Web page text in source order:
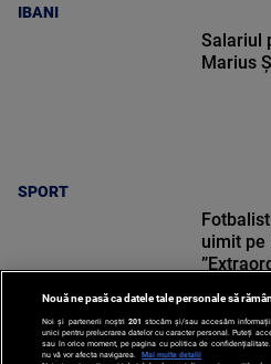
IBANI
SPORT
Salariul
Marius
uimit pe
Nouă ne pasă ca datele tale personale să
Noi și partenerii noștri 201 stocăm și/sau accesăm
unici pentru prelucrarea datelor cu caracter personal. Puteți
sau în orice moment, pe pagina cu politica de
nu vă vor afecta navigarea.
Mai multe detalii